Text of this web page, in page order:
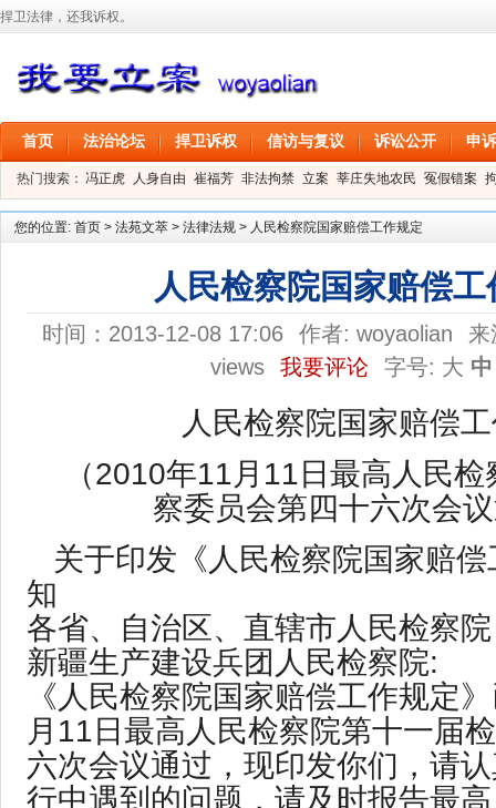
捍卫法律，还我诉权。
首页 法治论坛 捍卫诉权 信访与复议 诉讼公开 申
热门搜索： 冯正虎 人身自由 崔福芳 非法拘禁 立案 莘庄失地农民 冤假错案
叶剑 刑事拘留 信息公开 叶桂香
您的位置: 首页 > 法苑文萃 > 法律法规 > 人民检察院国家赔偿工作规定
人民检察院国家赔偿工
时间：2013-12-08 17:06 作者: woyaolian
views
我要评论 字号: 大 中
人民检察院国家赔偿
（2010年11月11日最高人民
察委员会第四十六次会
关于印发《人民检察院国家赔
知
各省、自治区、直辖市人民检察
新疆生产建设兵团人民检察院:
《人民检察院国家赔偿工作规定
月11日最高人民检察院第十一届
六次会议通过，现印发你们，请
行中遇到的问题，请及时报告最